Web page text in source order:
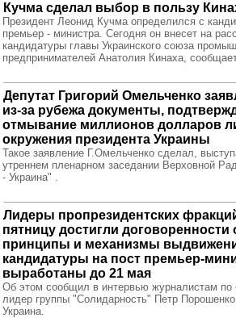
Кучма сделал выбор в пользу
Президент Леонид Кучма определился с
премьер - министра. Сегодня он внесет на
кандидатуры главы Украинского союза
предпринимателей Анатолия Кинаха,
Депутат Григорий Омельченко
из-за рубежа документы,
отмывание миллионов долларов
окружения президента Украины
Такое заявление Г.Омельченко сделал,
утреннем пленарном заседании Верховной
- Украина" .
Лидеры пропрезидентских
пятницу достигли договоренности
принципы и механизмы
кандидатуры на пост премьер-
выработаны до 21 мая
Об этом сообщил в интервью журналистам по
лидер группы "Солидарность" Петр
Украина.